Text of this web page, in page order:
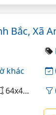
Bắc, Xã
khác
64x40=284 m²